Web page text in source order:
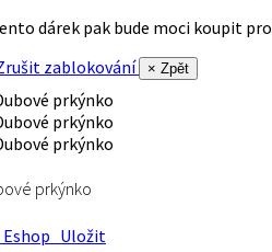
dárek pak bude moci koupit pro
zablokování
× Zpět
prkýnko
Uložit